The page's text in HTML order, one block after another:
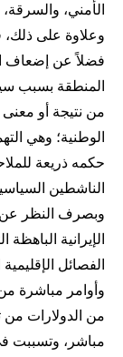
الأمني،
وعلاوة على ذلك،
فضلاً عن إضعاف
المنطقة بسبب
من نتيجة أو
حكمه ذريعة
الناشطين
وبصرف النظر عن
الإيرانية
الفصائل
وأوامر مباشرة
من الدولارات
مباشر، وتسببت